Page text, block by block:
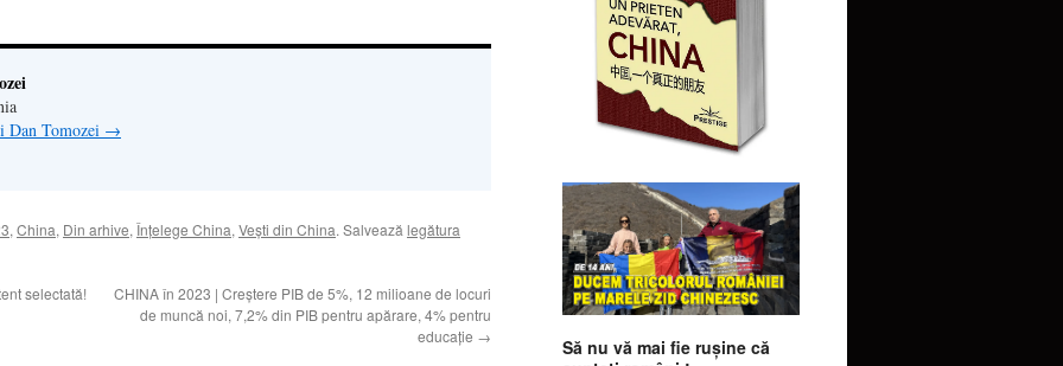
Dan Tomozei →
, China, Din arhive, Înţelege China, Veşti din China. Salvează legătura
selectată!
CHINA în 2023 | Creștere PIB de 5%, 12 milioane de locuri
de muncă noi, 7,2% din PIB pentru apărare, 4% pentru
educație →
Să nu vă mai fie ruşine că